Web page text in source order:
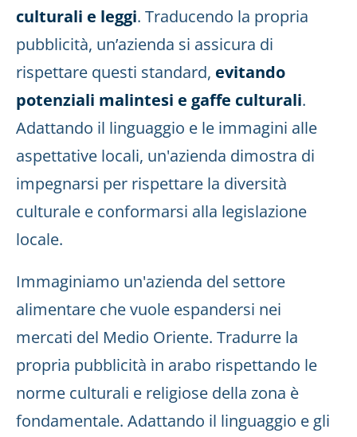
culturali e leggi. Traducendo la propria
pubblicità, un’azienda si assicura di
rispettare questi standard, evitando
potenziali malintesi e gaffe culturali.
Adattando il linguaggio e le immagini alle
aspettative locali, un'azienda dimostra di
impegnarsi per rispettare la diversità
culturale e conformarsi alla legislazione
locale.
Immaginiamo un'azienda del settore
alimentare che vuole espandersi nei
mercati del Medio Oriente. Tradurre la
propria pubblicità in arabo rispettando le
norme culturali e religiose della zona è
fondamentale. Adattando il linguaggio e gli